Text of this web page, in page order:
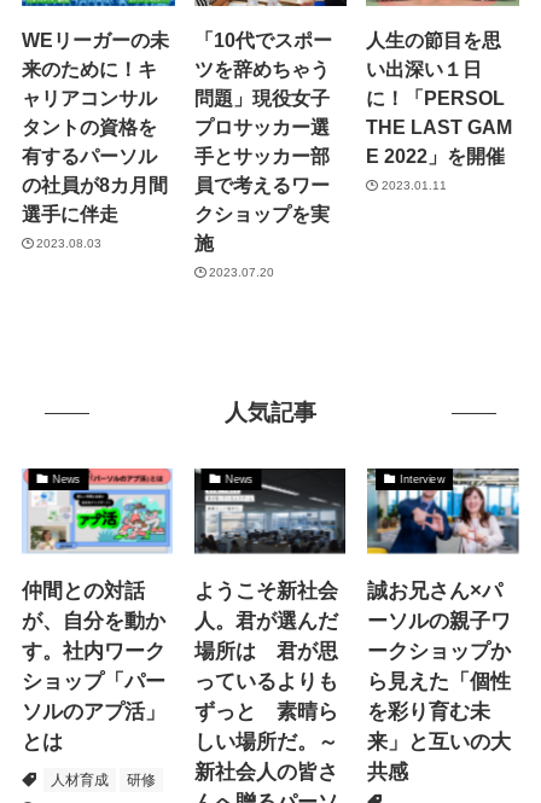
WEリーガーの未
来のために！キ
ャリアコンサル
タントの資格を
有するパーソル
の社員が8カ月間
選手に伴走
2023.08.03
「10代でスポー
ツを辞めちゃう
問題」現役女子
プロサッカー選
手とサッカー部
員で考えるワー
クショップを実
施
2023.07.20
人生の節目を思
い出深い１日
に！「PERSOL
THE LAST GAM
E 2022」を開催
2023.01.11
人気記事
News
仲間との対話
が、自分を動か
す。社内ワーク
ショップ「パー
ソルのアプ活」
とは
人材育成 研修
News
ようこそ新社会
人。君が選んだ
場所は 君が思
っているよりも
ずっと 素晴ら
しい場所だ。～
新社会人の皆さ
Interview
誠お兄さん×パ
ーソルの親子ワ
ークショップか
ら見えた「個性
を彩り育む未
来」と互いの大
共感